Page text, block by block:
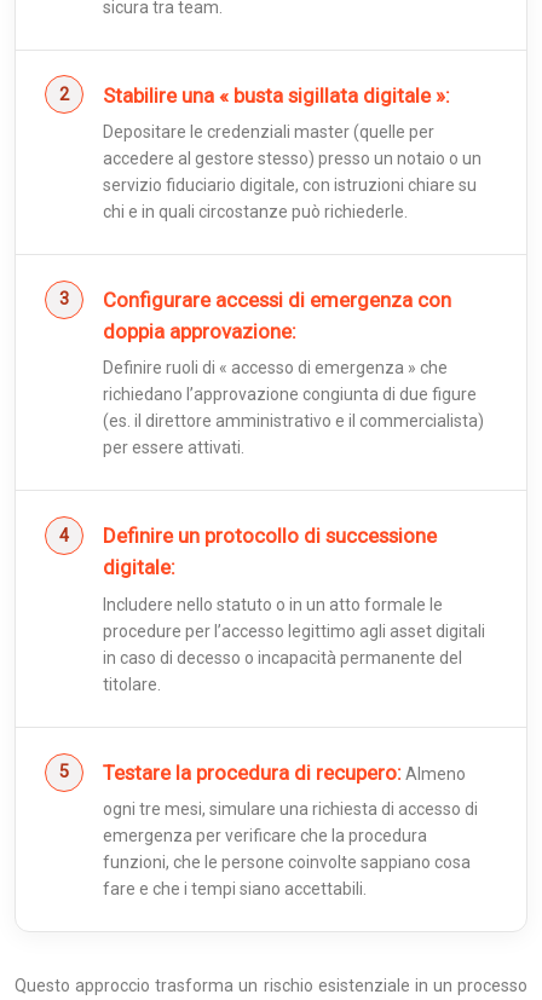
sicura tra team.
Stabilire una « busta sigillata digitale »:
Depositare le credenziali master (quelle per
accedere al gestore stesso) presso un notaio o un
servizio fiduciario digitale, con istruzioni chiare su
chi e in quali circostanze può richiederle.
Configurare accessi di emergenza con
doppia approvazione:
Definire ruoli di « accesso di emergenza » che
richiedano l’approvazione congiunta di due figure
(es. il direttore amministrativo e il commercialista)
per essere attivati.
Definire un protocollo di successione
digitale:
Includere nello statuto o in un atto formale le
procedure per l’accesso legittimo agli asset digitali
in caso di decesso o incapacità permanente del
titolare.
Testare la procedura di recupero:Almeno
ogni tre mesi, simulare una richiesta di accesso di
emergenza per verificare che la procedura
funzioni, che le persone coinvolte sappiano cosa
fare e che i tempi siano accettabili.
Questo approccio trasforma un rischio esistenziale in un processo